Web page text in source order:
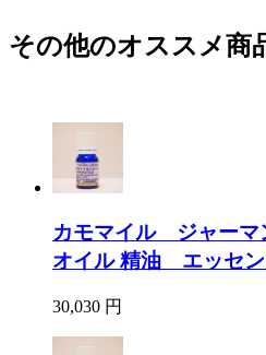
その他のオススメ商
カモマイル ジャーマ
オイル 精油 エッセ
30,030 円